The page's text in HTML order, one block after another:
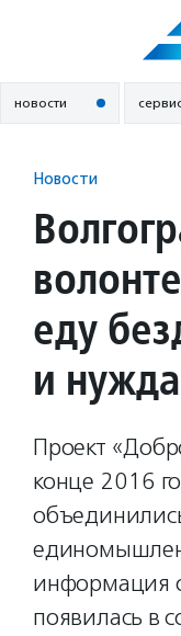
новости
Новости
еду
и
Проект
конце 2016
информация
появилась в